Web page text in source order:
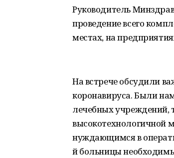
Руководитель
проведение всего
местах, на
На встрече обсудили
коронавируса. Были
лечебных учреждений,
высокотехнологичной
нуждающимся в
й больницы